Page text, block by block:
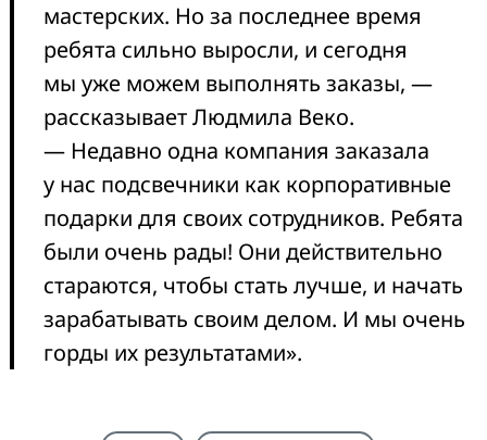
мастерских. Но за последнее время
ребята сильно выросли, и сегодня
мы уже можем выполнять заказы, —
рассказывает Людмила Веко.
— Недавно одна компания заказала
у нас подсвечники как корпоративные
подарки для своих сотрудников. Ребята
были очень рады! Они действительно
стараются, чтобы стать лучше, и начать
зарабатывать своим делом. И мы очень
горды их результатами».